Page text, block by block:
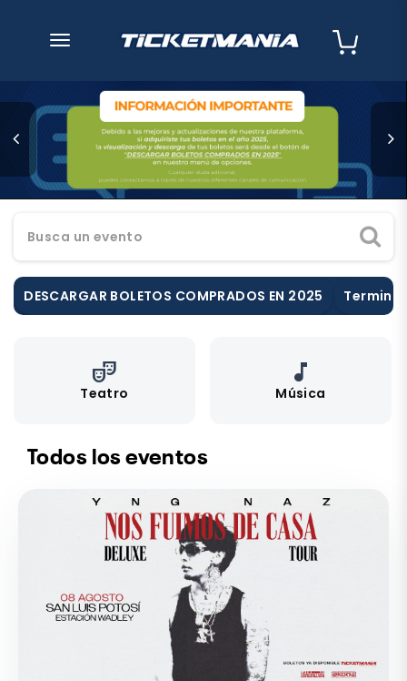
desplegar navegación
Busca un evento
DESCARGAR BOLETOS COMPRADOS EN 2025
theater_comedy
Teatro
music_note
Música
Todos los eventos